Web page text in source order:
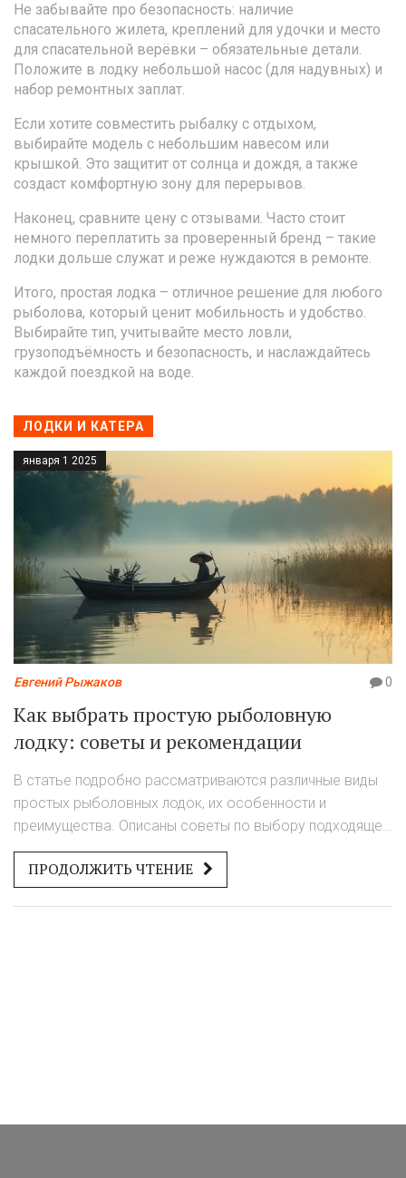
Не забывайте про безопасность: наличие
спасательного жилета, креплений для удочки и место
для спасательной верёвки – обязательные детали.
Положите в лодку небольшой насос (для надувных) и
набор ремонтных заплат.
Если хотите совместить рыбалку с отдыхом,
выбирайте модель с небольшим навесом или
крышкой. Это защитит от солнца и дождя, а также
создаст комфортную зону для перерывов.
Наконец, сравните цену с отзывами. Часто стоит
немного переплатить за проверенный бренд – такие
лодки дольше служат и реже нуждаются в ремонте.
Итого, простая лодка – отличное решение для любого
рыболова, который ценит мобильность и удобство.
Выбирайте тип, учитывайте место ловли,
грузоподъёмность и безопасность, и наслаждайтесь
каждой поездкой на воде.
ЛОДКИ И КАТЕРА
января 1 2025
Евгений Рыжаков 0
Как выбрать простую рыболовную
лодку: советы и рекомендации
В статье подробно рассматриваются различные виды
простых рыболовных лодок, их особенности и
преимущества. Описаны советы по выбору подходящей
модели в зависимости от условий рыбалки и личных
предпочтений. Приведены интересные факты о
рыболовных лодках, а также обозначены ключевые
ПРОДОЛЖИТЬ ЧТЕНИЕ